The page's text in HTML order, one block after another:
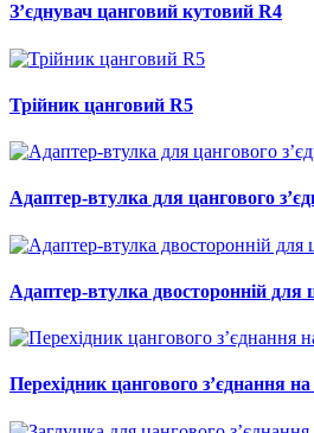
З’єднувач цанговий кутовий R4
Трійник цанговий R5
Адаптер-втулка для цангового
Адаптер-втулка двосторонній для
Перехідник цангового з’єднання